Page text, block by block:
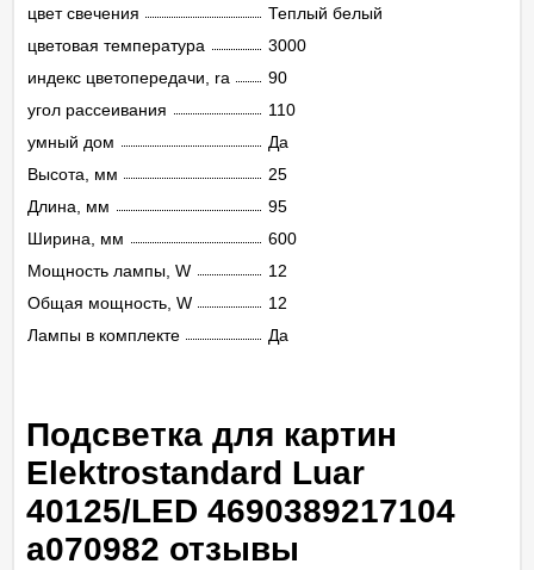
цвет свечения
Теплый белый
цветовая температура
3000
индекс цветопередачи, ra
90
угол рассеивания
110
умный дом
Да
Высота, мм
25
Длина, мм
95
Ширина, мм
600
Мощность лампы, W
12
Общая мощность, W
12
Лампы в комплекте
Да
Подсветка для картин
Elektrostandard Luar
40125/LED 4690389217104
a070982 отзывы